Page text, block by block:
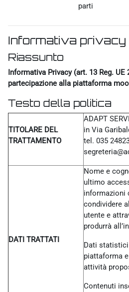
parti
Informativa privacy
Riassunto
Informativa Privacy (art. 13 Reg.
partecipazione alla piattaforma
Testo della politica
TITOLARE DEL
TRATTAMENTO
ADAPT
in Via
tel. 035
DATI TRATTATI
Nome e
ultimo
informazioni
condividere
utente e
produrrà
Dati
piattaforma
attività
Contenuti